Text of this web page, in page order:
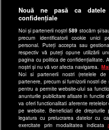
Anunturi
Program
Echipa
Site-uri
Nouă ne pasă ca datele
confidențiale
Noi și partenerii noștri589 stocăm și/
precum identificatorii cookie unici
personal. Puteți accepta sau
respectiv vă puteți opune utilizării
pagina cu politica de confidențialitate.
noștri și nu vă vor afecta navigarea.
Noi si partenerii nostri (retelele de
partenere, precum si furnizorii nostri
pentru a permite website-ului sa
anunturile publicitare afisate in functie
va oferi functionalitati aferente
pe website. Beneficiati de
legatura cu prelucrarea datelor cu
exercitate prin modalitatea indicata